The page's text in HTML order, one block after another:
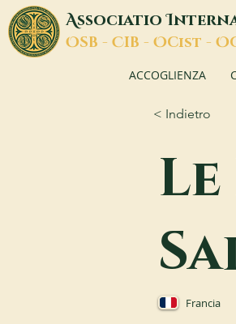
AssociatioI
OSB - CIB - OCist - O
ACCOGLIENZA
< Indietro
Francia